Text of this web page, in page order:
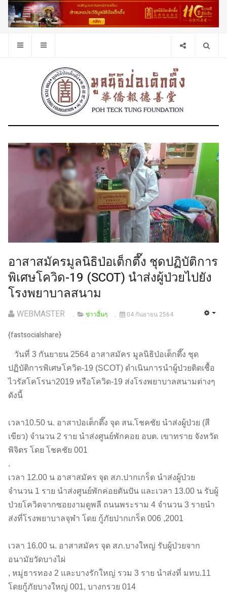
อาสาสมัครมูลนิธิป่อเต็กตึ๊ง ชุดปฏิบัติการ
พิเศษโควิด-19 (SCOT) นำส่งผู้ป่วยไปยัง
โรงพยาบาลสนาม
WEBMASTER ข่าวอื่นๆ 04 กันยายน 2564
{fastsocialshare}
วันที่ 3 กันยายน 2564 อาสาสมัคร มูลนิธิป่อเต็กตึ๊ง ชุด
ปฏิบัติการพิเศษโควิด-19 (SCOT) ดำเนินการนำผู้ป่วยติดเชื้อ
ไวรัสโคโรนา2019 หรือโควิด-19 ส่งโรงพยาบาลสนามต่างๆ
ดังนี้
เวลา10.50 น. อาสาป่อเต็กตึ๊ง จุด สน.โชคชัย นำส่งผู้ป่วย (สี
เขียว) จำนวน 2 ราย นำส่งศูนย์พักคอย อบต. เขาทราย จังหวัด
พิจิตร โดย โชคชัย 001
.
เวลา 12.00 น อาสาสมัคร จุด สภ.ปากเกร็ด นำส่งผู้ป่วย
จำนวน 1 ราย นำส่งศูนย์พักค่อยตันปัน และเวลา 13.00 น รับผู้
ป่วยโควิดจากซอยงามดูพลี ถนนพระราม 4 จำนวน 3 รายนำ
ส่งที่โรงพยาบาลจุฬา โดย กู้ภัยปากเกร็ด 006 ,2001
เวลา 16.00 น. อาสาสมัคร จุด สภ.บางใหญ่ รับผู้ป่วยจาก
อนามัยวัดบางไผ่
, หมู่ธารทอง 2 และบางรักใหญ่ รวม 3 ราย นำส่งที่ มทบ.11
โดยกู้ภัยบางใหญ่ 001, บางกรวย 014